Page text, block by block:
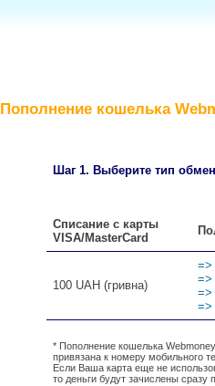
Пополнение кошелька
Шаг 1. Выберите тип
Списание с карты
VISA/MasterCard
100 UAH (гривна)
* Пополнение кошелька
привязана к номеру мобильного
Если Ваша карта еще не
то деньги будут зачислены сразу